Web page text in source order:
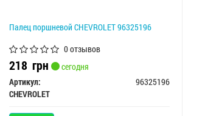
Палец поршневой CHEVROLET 96325196
0 отзывов
218грн
сегодня
Артикул:
96325196
CHEVROLET